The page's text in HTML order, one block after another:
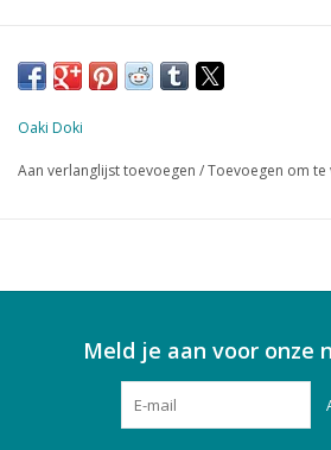
Oaki Doki
Aan verlanglijst toevoegen /Toevoegen om te
Meld je aan voor onze